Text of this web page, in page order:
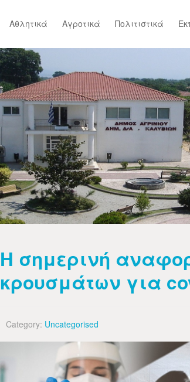
Αθλητικά Αγροτικά Πολιτιστικά
Η σημερινή
κρουσμάτων για
Category: Uncategorised